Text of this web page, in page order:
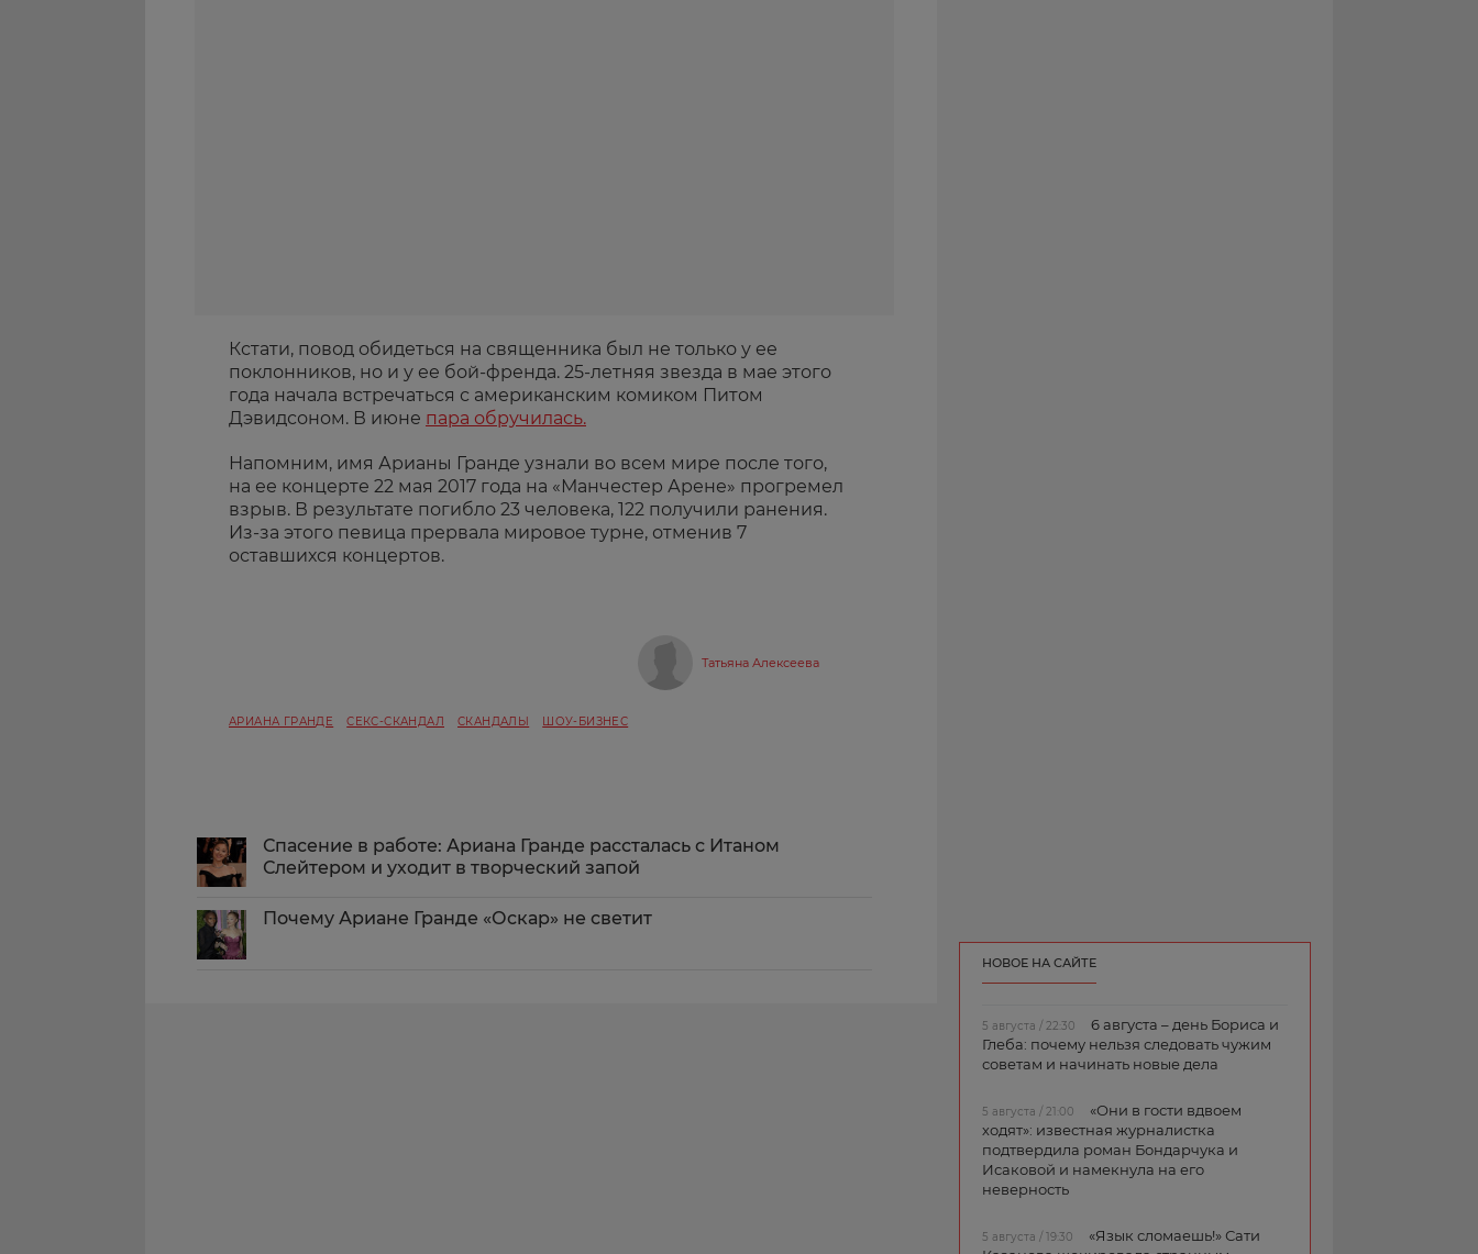
Кстати, повод обидеться на священника был не только у ее
поклонников, но и у ее бой-френда. 25-летняя звезда в мае этого
года начала встречаться с американским комиком Питом
Дэвидсоном. В июне пара обручилась.
Напомним, имя Арианы Гранде узнали во всем мире после того,
на ее концерте 22 мая 2017 года на «Манчестер Арене» прогремел
взрыв. В результате погибло 23 человека, 122 получили ранения.
Из-за этого певица прервала мировое турне, отменив 7
оставшихся концертов.
Татьяна Алексеева
АРИАНА ГРАНДЕ СЕКС-СКАНДАЛ СКАНДАЛЫ ШОУ-БИЗНЕС
Спасение в работе: Ариана Гранде рассталась с Итаном
Слейтером и уходит в творческий запой
Почему Ариане Гранде «Оскар» не светит
НОВОЕ НА САЙТЕ
5 августа / 22:30
6 августа – день Бориса и
Глеба: почему нельзя следовать чужим
советам и начинать новые дела
5 августа / 21:00
«Они в гости вдвоем
ходят»: известная журналистка
подтвердила роман Бондарчука и
Исаковой и намекнула на его
неверность
5 августа / 19:30
«Язык сломаешь!» Сати